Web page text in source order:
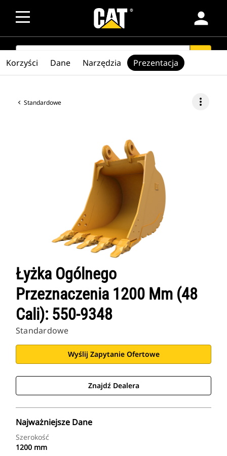
person
SEARCH
Standardowe more_vert
Łyżka Ogólnego
Przeznaczenia 1200 Mm (48
Cali): 550-9348
Standardowe
Wyślij Zapytanie Ofertowe
Znajdź Dealera
Najważniejsze Dane
Szerokość
1200 mm
Korzyści Dane Narzędzia Prezentacja